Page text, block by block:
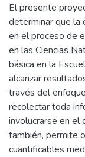
El presente
determinar que la
en el proceso de
en las Ciencias
básica en la
alcanzar
través del
recolectar toda
involucrarse en el
también, permite
cuantificables